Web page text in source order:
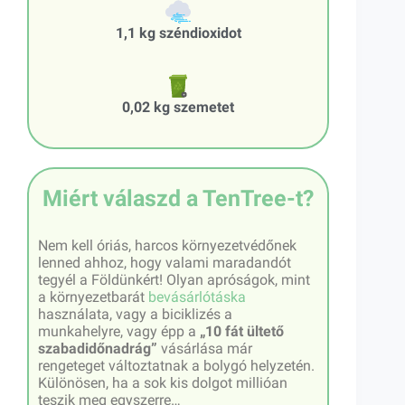
1,1 kg széndioxidot
0,02 kg szemetet
Miért válaszd a TenTree-t?
Nem kell óriás, harcos környezetvédőnek
lenned ahhoz, hogy valami maradandót
tegyél a Földünkért! Olyan apróságok, mint
a környezetbarát bevásárlótáska
használata, vagy a biciklizés a
munkahelyre, vagy épp a „10 fát ültető
szabadidőnadrág” vásárlása már
rengeteget változtatnak a bolygó helyzetén.
Különösen, ha a sok kis dolgot millióan
teszik meg egyszerre…